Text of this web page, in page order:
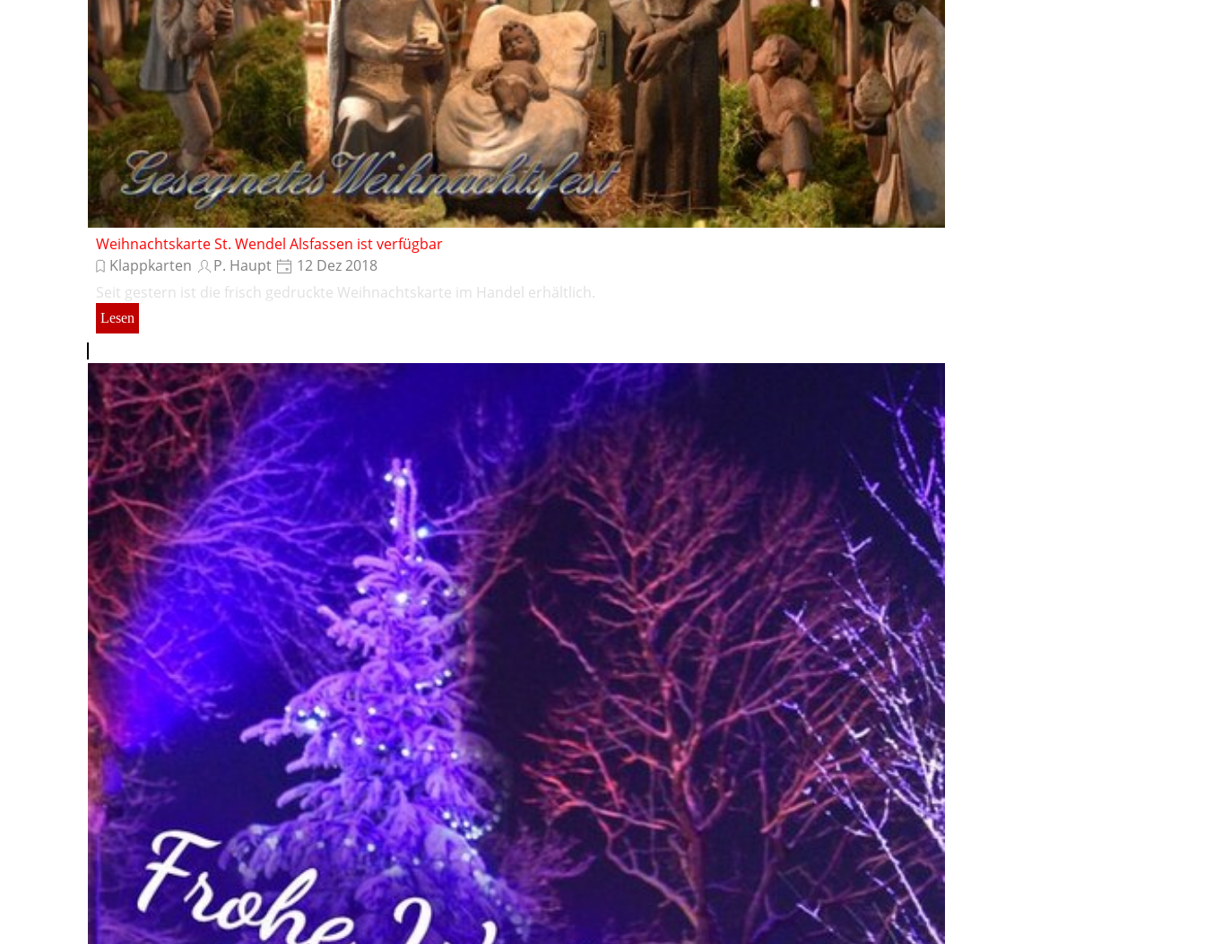
Weihnachtskarte St. Wendel Alsfassen ist verfügbar
Klappkarten
P. Haupt
12 Dez 2018
Seit gestern ist die frisch gedruckte Weihnachtskarte im Handel erhältlich.
Lesen